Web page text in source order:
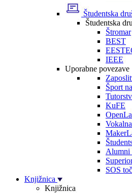
Študentska
Študentska
Štromar
BEST
IEEE
Uporabne povezave
Šport
KuFE
Alumni
SOS
Knjižnica
Knjižnica